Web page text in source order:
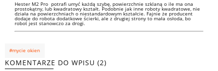
Hester M2 Pro potrafi umyć każdą szybę, powierzchnie szklaną o ile ma ona
prostokątny, lub kwadratowy kształt. Podobnie jak inne roboty kwadratowe, nie
działa na powierzchniach o niestandardowym kształcie. Fajnie że producent
dodaje do robota dodatkowe ścierki, ale z drugiej strony to mała osłoda, bo
robot jest stanowczo za drogi.
#mycie okien
KOMENTARZE DO WPISU (2)